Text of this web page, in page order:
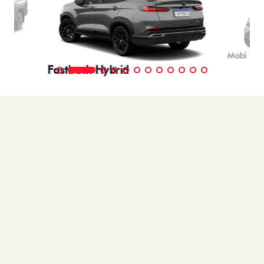
Fastback Hybrid
Mobi